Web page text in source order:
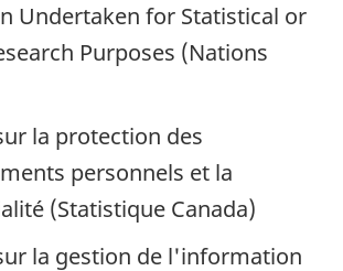
Undertaken for Statistical or
Purposes (Nations
la protection des
personnels et la
(Statistique Canada)
la gestion de l'information